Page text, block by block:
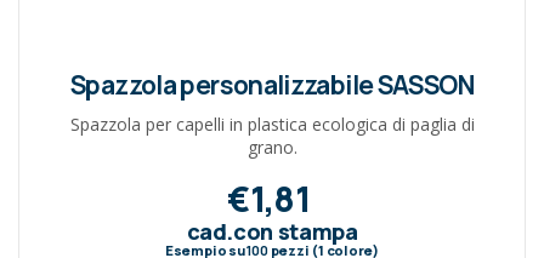
Spazzola personalizzabile SASSON
Spazzola per capelli in plastica ecologica di paglia di
grano.
€1,81
cad.con stampa
Esempio su100pezzi (1 colore)